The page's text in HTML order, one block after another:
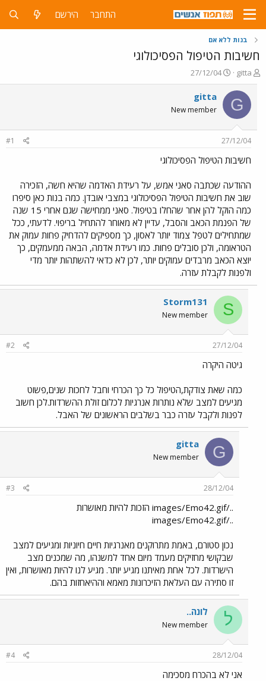
התחבר הירשם
בנות ללא אם
חשיבות הטיפול הפסיכולוגי
פ
ו
ת
ח
ה
ש
א
gitta
פ
ו
א
ר
27/12/04
G
gitta
New member
27/12/04
#1
חשיבות הטיפול הפסיכולוגי
ההודעה שכתבה סאני אמש, על רעידת האדמה שהיא חשה, הזכירה
שוב את חשיבות הטיפול הפסיכולוגי במצבי אובדן. כמה בנות כאן סיפרו
כמה הוקל להן אחר שהחלו בטיפול. סאני ממחישה שגם אחרי 15 שנה
של הפנמת הכאב והסבל, עדיין לא מאוחר להתחיל בריפוי. לדעתי, ככל
שמתחילים לטפל צמוד יותר לאסון, כך מספיקים להדחיק פחות עמוק את
הטראומה, ולכן סובלים פחות. כמו רעידת אדמה, הבאה ממעמקים, כך
יוצא הכאב מרבדים עמוקים יותר, לכן לא כדאי להשתהות יותר מדי
ולפנות לקבלת עזרה.
S
Storm131
New member
27/12/04
#2
גיטה היקרה
כמה שאת צודקת,הטיפול כל כך הכרחי וחבל לחכות שנים,פשוט
מגיעים למצב שלא נותרות אנרגיות לכלום זולת ההשרדות.לכן חשוב
לפנות ולקבל עזרה כבר בשלבים הראשונים של האבל.
G
gitta
New member
28/12/04
#3
../images/Emo42.gif הזכות להיות מאושרות
../images/Emo42.gif
נכון סטורם, באמת מתרוקנים מאנרגיות חיים חיוניות ומגיעים למצב
שבקושי מחזיקים מעמד מיום אחד למשנהו, מה שמכנים מצב
הישרדות. לכל אחת מאיתנו מגיע יותר. מגיע לנו להיות מאושרות, ואין
זו סתירה עם העלאת הזיכרונות מאמא וההיאחזות בהם.
ל לונה..
New member
28/12/04
#4
אני לא בהכרח מסכימה